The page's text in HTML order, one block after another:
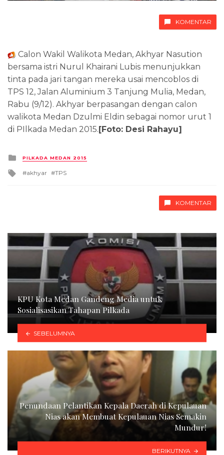
KOMENTAR
Calon Wakil Walikota Medan, Akhyar Nasution
bersama istri Nurul Khairani Lubis menunjukkan
tinta pada jari tangan mereka usai mencoblos di
TPS 12, Jalan Aluminium 3 Tanjung Mulia, Medan,
Rabu (9/12). Akhyar berpasangan dengan calon
walikota Medan Dzulmi Eldin sebagai nomor urut 1
di PIlkada Medan 2015.[Foto: Desi Rahayu]
Posted
in
PILKADA MEDAN 2015
Tagged
akhyar TPS
KOMENTAR
KPU Kota Medan Gandeng Media untuk
Sosialisasikan Tahapan Pilkada
SEBELUMNYA
Penundaan Pelantikan Kepala Daerah di Kepulauan
Nias akan Membuat Kepulauan Nias Semakin
Mundur!
BERIKUTNYA